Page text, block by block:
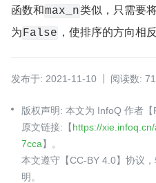
函数和max_n类似，只需要
为False ，使排序的方向相
发布于: 2021-11-10 阅读数:
版权声明: 本文为 InfoQ 作者【
原文链接:【https://
7cca】。
本文遵守【CC-BY 4.0】协议
明。